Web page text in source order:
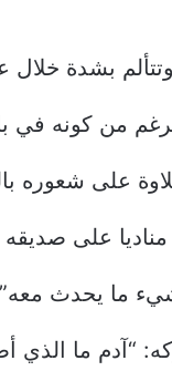
بشدة خلال
من كونه في
على شعوره
على صديقه
ما يحدث
“آدم ما الذي